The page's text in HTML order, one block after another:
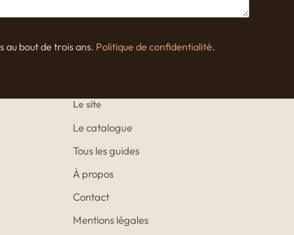
au bout de trois ans. Politique de confidentialité.
Le site
Le catalogue
Tous les guides
À propos
Contact
Mentions légales